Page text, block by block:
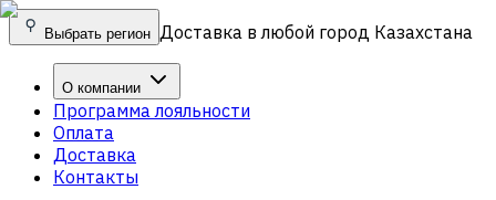
Выбрать регион Доставка в любой город Казахстана
О компании
Программа лояльности
Оплата
Доставка
Контакты